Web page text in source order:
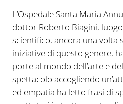
L’Ospedale Santa Maria
dottor Roberto Biagini,
scientifico, ancora una volta
iniziative di questo genere,
porte al mondo dell’arte e
spettacolo accogliendo
ed empatia ha letto frasi di